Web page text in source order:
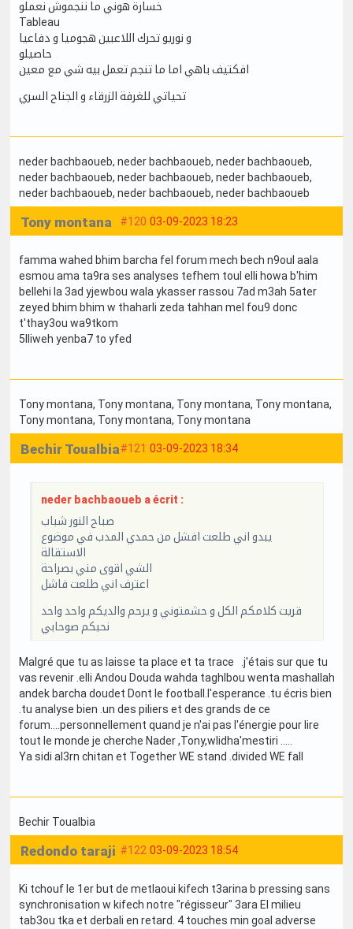
خسارة هوني ما ننجموش نعملو
Tableau
و نوريو تحرك اللاعبين هجوميا و دفاعيا
حاصيلو
افكتيف باهي اما ما تنجم تعمل بيه شي مع معين
تحياتي للغرفة الزرقاء و الجناح السري
neder bachbaoueb, neder bachbaoueb, neder bachbaoueb,
neder bachbaoueb, neder bachbaoueb, neder bachbaoueb,
neder bachbaoueb, neder bachbaoueb, neder bachbaoueb
#120 03-09-2023 18:23
Tony montana
famma wahed bhim barcha fel forum mech bech n9oul aala
esmou ama ta9ra ses analyses tefhem toul elli howa b'him
bellehi la 3ad yjewbou wala ykasser rassou 7ad m3ah 5ater
zeyed bhim bhim w thaharli zeda tahhan mel fou9 donc
t'thay3ou wa9tkom
5lliweh yenba7 to yfed
Tony montana, Tony montana, Tony montana, Tony montana,
Tony montana, Tony montana, Tony montana
#121 03-09-2023 18:34
Bechir Toualbia
neder bachbaoueb a écrit :
صباح النور شباب
يبدو اني طلعت افشل من حمدي المدب في موضوع
الاستقالة
الشي اقوى مني بصراحة
اعترف اني طلعت فاشل
قريت كلامكم الكل و حشمتوني و يرحم والديكم واحد واحد
نحبكم صوحابي
Malgré que tu as laisse ta place et ta trace .j'étais sur que tu
vas revenir .elli Andou Douda wahda taghlbou wenta mashallah
andek barcha doudet Dont le football.l'esperance .tu écris bien
.tu analyse bien .un des piliers et des grands de ce
forum....personnellement quand je n'ai pas l'énergie pour lire
tout le monde je cherche Nader ,Tony,wlidha'mestiri .....
Ya sidi al3rn chitan et Together WE stand .divided WE fall
Bechir Toualbia
#122 03-09-2023 18:54
Redondo taraji
Ki tchouf le 1er but de metlaoui kifech t3arina b pressing sans
synchronisation w kifech notre "régisseur" 3ara El milieu
tab3ou tka et derbali en retard. 4 touches min goal adverse